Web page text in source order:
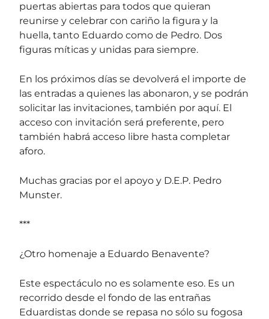
puertas abiertas para todos que quieran
reunirse y celebrar con cariño la figura y la
huella, tanto Eduardo como de Pedro. Dos
figuras míticas y unidas para siempre.
En los próximos días se devolverá el importe de
las entradas a quienes las abonaron, y se podrán
solicitar las invitaciones, también por aquí. El
acceso con invitación será preferente, pero
también habrá acceso libre hasta completar
aforo.
Muchas gracias por el apoyo y D.E.P. Pedro
Munster.
***
¿Otro homenaje a Eduardo Benavente?
Este espectáculo no es solamente eso. Es un
recorrido desde el fondo de las entrañas
Eduardistas donde se repasa no sólo su fogosa